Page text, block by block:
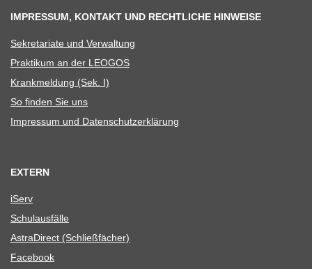
IMPRESSUM, KONTAKT UND RECHTLICHE HINWEISE
Sekre­ta­riate und Verwaltung
Prak­ti­kum an der LEOGOS
Krank­mel­dung (Sek. I)
So fin­den Sie uns
Impres­sum und Datenschutzerklärung
EXTERN
iServ
Schul­aus­fälle
Astra­Di­rect (Schließ­fä­cher)
Face­book